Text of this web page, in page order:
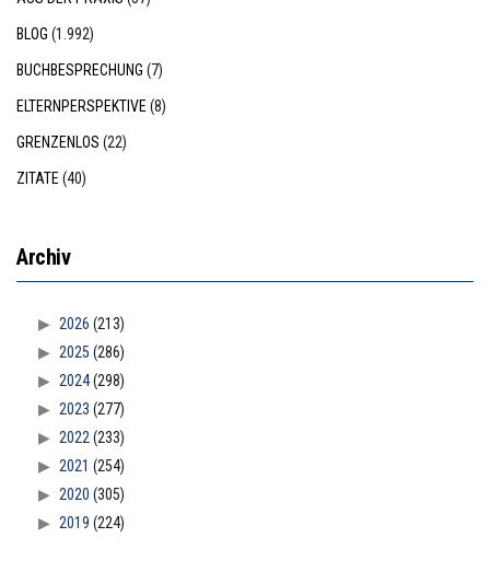
BLOG (1.992)
BUCHBESPRECHUNG (7)
ELTERNPERSPEKTIVE(8)
GRENZENLOS (22)
ZITATE(40)
Archiv
2026 (213)
2025 (286)
2024(298)
2023 (277)
2022(233)
2021 (254)
2020 (305)
2019 (224)